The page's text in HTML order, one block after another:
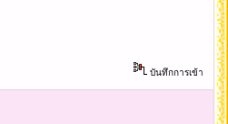
บันทึกการเข้า